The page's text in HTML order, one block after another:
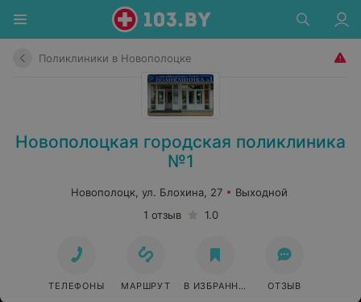
Поликлиники в Новополоцке
Новополоцкая городская поликлиника
№1
Новополоцк, ул. Блохина, 27
Выходной
1 отзыв
1.0
ТЕЛЕФОНЫ МАРШРУТ В ИЗБРАННОЕ ОТЗЫВ